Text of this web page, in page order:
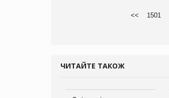
<< 1501
ЧИТАЙТЕ ТАКОЖ